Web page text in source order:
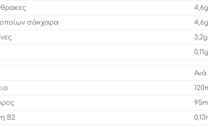
4,6g
σάκχαρα
4,6g
3,2g
0,11g
Ανά
Β2